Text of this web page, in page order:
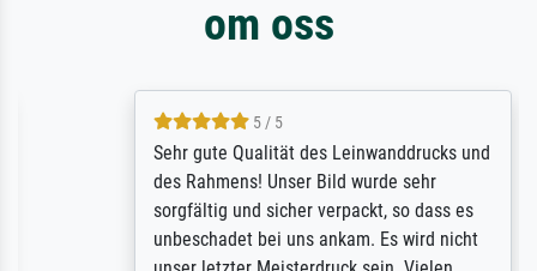
om oss
5 / 5
Sehr gute Qualität des Leinwanddrucks und
des Rahmens! Unser Bild wurde sehr
sorgfältig und sicher verpackt, so dass es
unbeschadet bei uns ankam. Es wird nicht